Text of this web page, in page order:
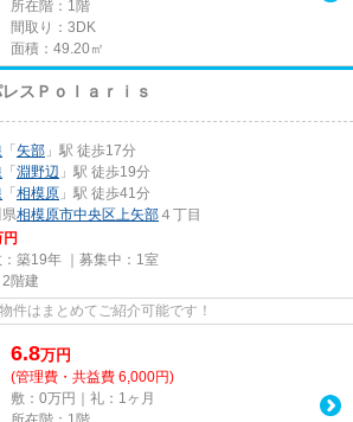
所在階：1階
間取り：3DK
面積：49.20㎡
スＰｏｌａｒｉｓ
「矢部 」駅 徒歩17分
「淵野辺 」駅 徒歩19分
「相模原 」駅 徒歩41分
相模原市中央区 上矢部 ４丁目
円
築19年 ｜募集中： 1室
階建
件はまとめてご紹介可能です！
6.8万円
(管理費・共益費 6,000円)
敷：0万円｜礼：1ヶ月